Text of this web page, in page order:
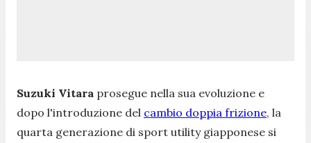
Suzuki Vitara prosegue nella sua evoluzione e
dopo l'introduzione del cambio doppia frizione, la
quarta generazione di sport utility giapponese si